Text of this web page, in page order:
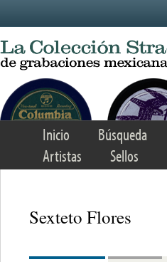
Inicio Búsqueda
Artistas
Sellos
Sexteto Flores